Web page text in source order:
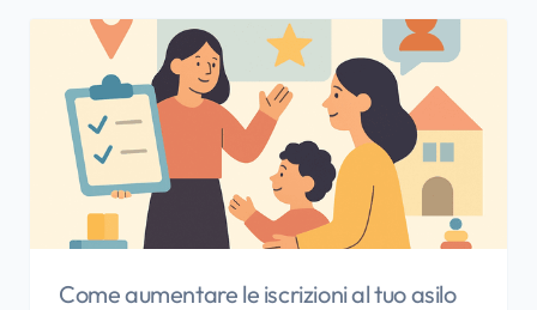
Come aumentare le iscrizioni al tuo asilo